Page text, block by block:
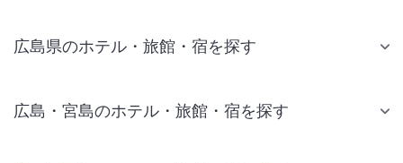
広島県のホテル・旅館・宿を探す
広島・宮島のホテル・旅館・宿を探す